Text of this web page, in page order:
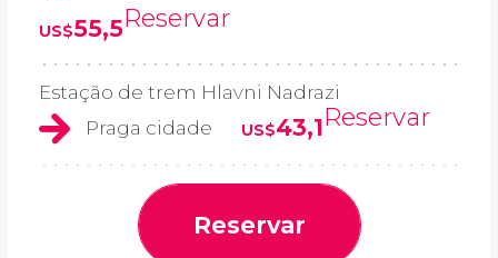
US$55,5Reservar
Estação de trem Hlavni Nadrazi
Praga cidade
US$43,1Reservar
Reservar